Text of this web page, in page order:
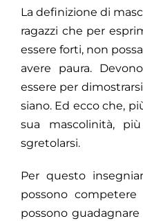
La definizione di
ragazzi che per
essere forti, non
avere paura.
essere per
siano. Ed ecco che,
sua mascolinità,
sgretolarsi.
Per questo
possono
possono